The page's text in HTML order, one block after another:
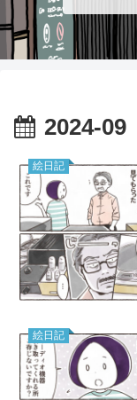
2024-09
絵日記
絵日記